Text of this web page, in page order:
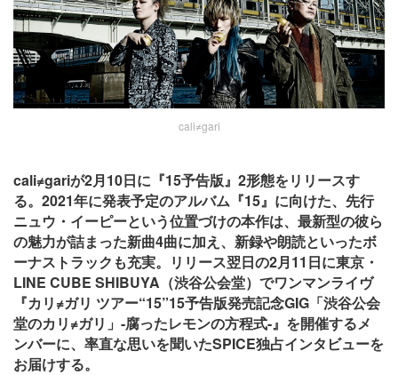
cali≠gari
cali≠gariが2月10日に『15予告版』2形態をリリースす
る。2021年に発表予定のアルバム『15』に向けた、先行
ニュウ・イーピーという位置づけの本作は、最新型の彼ら
の魅力が詰まった新曲4曲に加え、新録や朗読といったボ
ーナストラックも充実。リリース翌日の2月11日に東京・
LINE CUBE SHIBUYA（渋谷公会堂）でワンマンライヴ
『カリ≠ガリ ツアー“15”15予告版発売記念GIG「渋谷公会
堂のカリ≠ガリ」-腐ったレモンの方程式-』を開催するメ
ンバーに、率直な思いを聞いたSPICE独占インタビューを
お届けする。